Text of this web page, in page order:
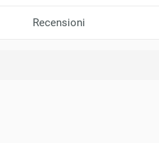
Recensioni